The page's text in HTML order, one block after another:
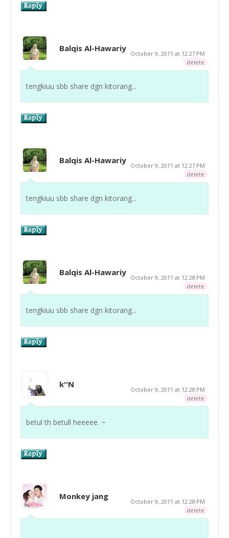
Balqis Al-Hawariy
October 9, 2011 at 12:27 PM
delete
tengkiuu sbb share dgn kitorang...
Balqis Al-Hawariy
October 9, 2011 at 12:27 PM
delete
tengkiuu sbb share dgn kitorang...
Balqis Al-Hawariy
October 9, 2011 at 12:28 PM
delete
tengkiuu sbb share dgn kitorang...
k''N
October 9, 2011 at 12:28 PM
delete
betul th betull heeeee. ~
Monkey jang
October 9, 2011 at 12:28 PM
delete